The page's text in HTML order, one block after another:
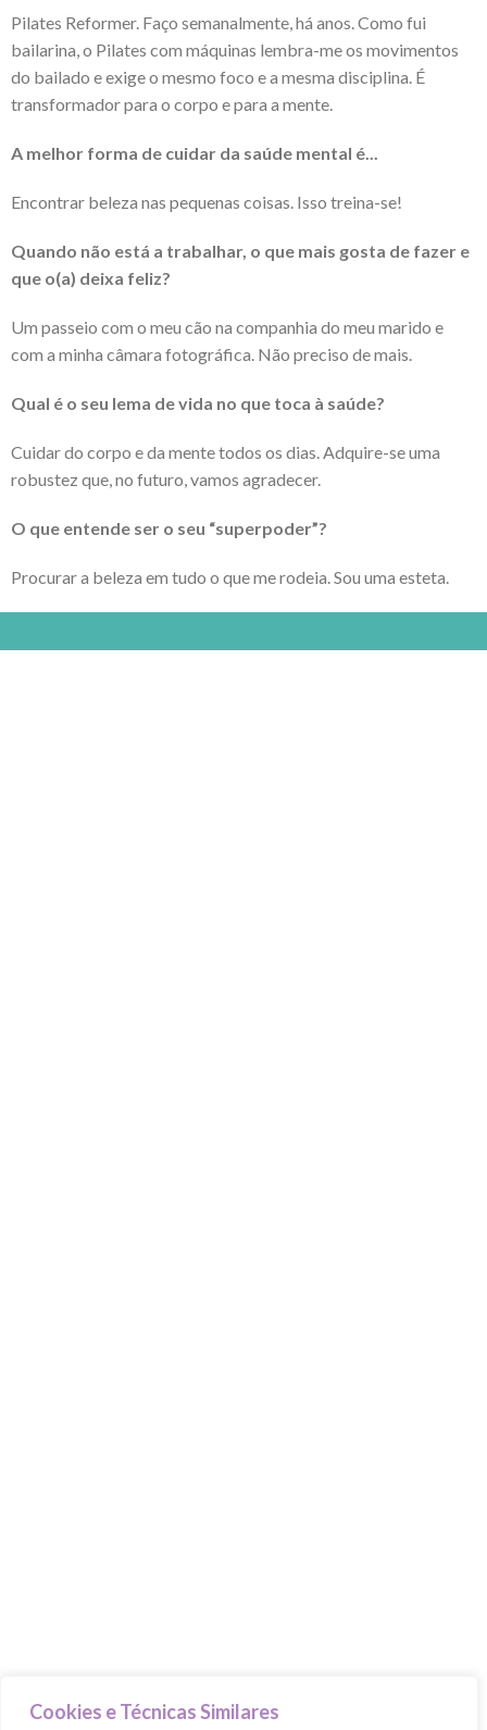
Cookies e Técnicas Similares
Pilates Reformer. Faço semanalmente, há anos. Como fui
bailarina, o Pilates com máquinas lembra-me os movimentos
do bailado e exige o mesmo foco e a mesma disciplina. É
transformador para o corpo e para a mente.
A melhor forma de cuidar da saúde mental é...
Encontrar beleza nas pequenas coisas. Isso treina-se!
Quando não está a trabalhar, o que mais gosta de fazer e
que o(a) deixa feliz?
Um passeio com o meu cão na companhia do meu marido e
com a minha câmara fotográfica. Não preciso de mais.
Qual é o seu lema de vida no que toca à saúde?
Cuidar do corpo e da mente todos os dias. Adquire-se uma
robustez que, no futuro, vamos agradecer.
O que entende ser o seu “superpoder”?
Procurar a beleza em tudo o que me rodeia. Sou uma esteta.